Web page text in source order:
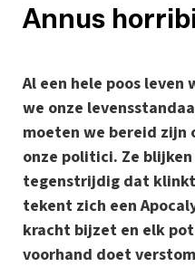
Annus
Al een hele poos leven
we onze
moeten we bereid zijn
onze politici. Ze
tegenstrijdig dat
tekent zich een
kracht bijzet en elk
voorhand doet